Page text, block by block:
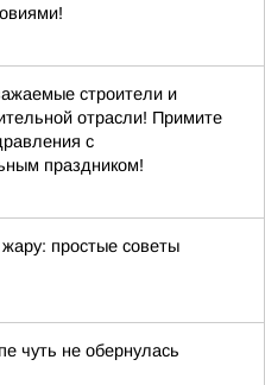
строители и
отрасли! Примите
с
праздником!
жару: простые советы
чуть не обернулась